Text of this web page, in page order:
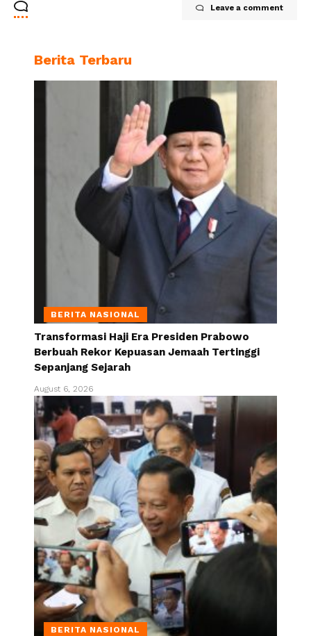
Leave a comment
Berita Terbaru
BERITA NASIONAL
Transformasi Haji Era Presiden Prabowo
Berbuah Rekor Kepuasan Jemaah Tertinggi
Sepanjang Sejarah
August 6, 2026
BERITA NASIONAL